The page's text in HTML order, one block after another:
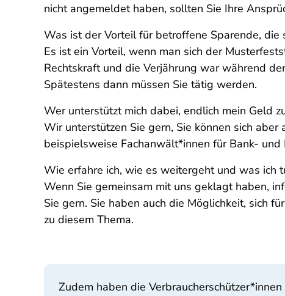
nicht angemeldet haben, sollten Sie Ihre
Was ist der Vorteil für betroffene Sparende,
Es ist ein Vorteil, wenn man sich der
Rechtskraft und die Verjährung war während
Spätestens dann müssen Sie tätig werden.
Wer unterstützt mich dabei, endlich mein Geld
Wir unterstützen Sie gern, Sie können sich
beispielsweise Fachanwält*innen für Bank- und
Wie erfahre ich, wie es weitergeht und was ich
Wenn Sie gemeinsam mit uns geklagt haben,
Sie gern. Sie haben auch die Möglichkeit, sich
zu diesem Thema.
Zudem haben die